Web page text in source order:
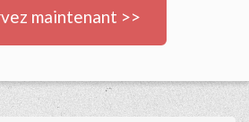
maintenant >>